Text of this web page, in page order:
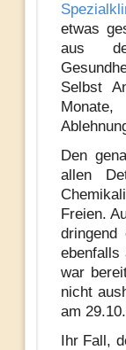
etwas
aus
Selbst
Den
allen
Freien.
ebenfalls
war
nicht
am
Ihr Fall,